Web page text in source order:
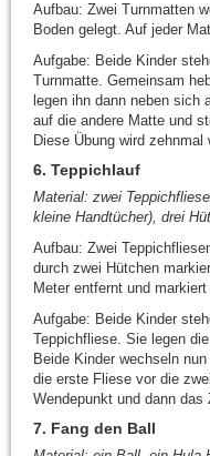
Aufbau: Zwei Turnmatten
Boden gelegt. Auf jeder
Aufgabe: Beide Kinder
Turnmatte. Gemeinsam
legen ihn dann neben sich
auf die andere Matte und
Diese Übung wird zehnmal
6. Teppichlauf
Material: zwei
kleine Handtücher), drei
Aufbau: Zwei
durch zwei Hütchen
Meter entfernt und
Aufgabe: Beide Kinder
Teppichfliese. Sie legen
Beide Kinder wechseln
die erste Fliese vor die
Wendepunkt und dann das
7. Fang den Ball